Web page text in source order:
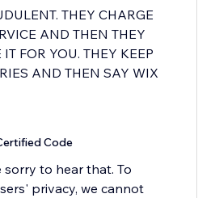
THEY CHARGE
AND THEN THEY
FOR YOU. THEY KEEP
AND THEN SAY WIX
Code
sorry to hear that. To
privacy, we cannot